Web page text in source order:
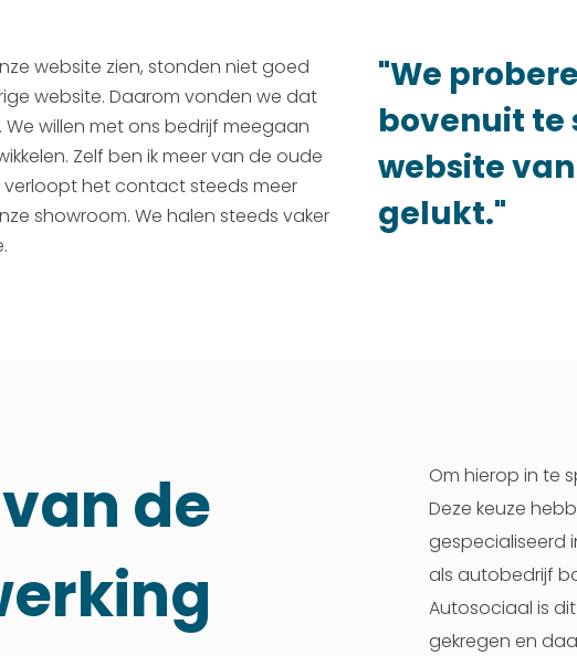
website zien, stonden niet goed
website. Daarom vonden we dat
willen met ons bedrijf meegaan
Zelf ben ik meer van de oude
het contact steeds meer
showroom. We halen steeds vaker
"We
bovenuit te
website
gelukt."
de
Om hierop in te
Deze keuze
gespecialiseerd
als autobedrijf
Autosociaal is
gekregen en